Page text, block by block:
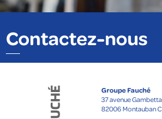
Contactez-nous
Groupe Fauché
37 avenue
82006 Montauban